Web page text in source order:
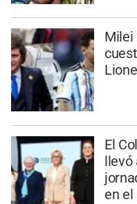
Milei
El
llevó
en el